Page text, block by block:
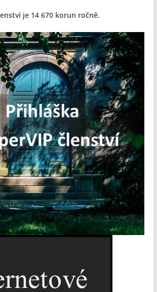
je 14 670 korun ročně.